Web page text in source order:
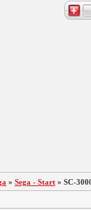
» Sega - Start » SC-